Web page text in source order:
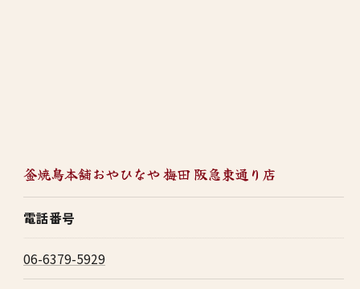
釜焼鳥本舗おやひなや 梅田 阪急東通り店
電話番号
06-6379-5929